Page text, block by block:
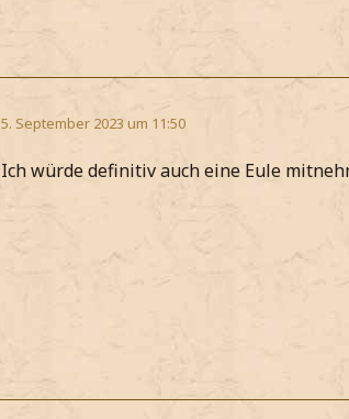
5. September 2023 um 11:50
Ich würde definitiv auch eine Eule